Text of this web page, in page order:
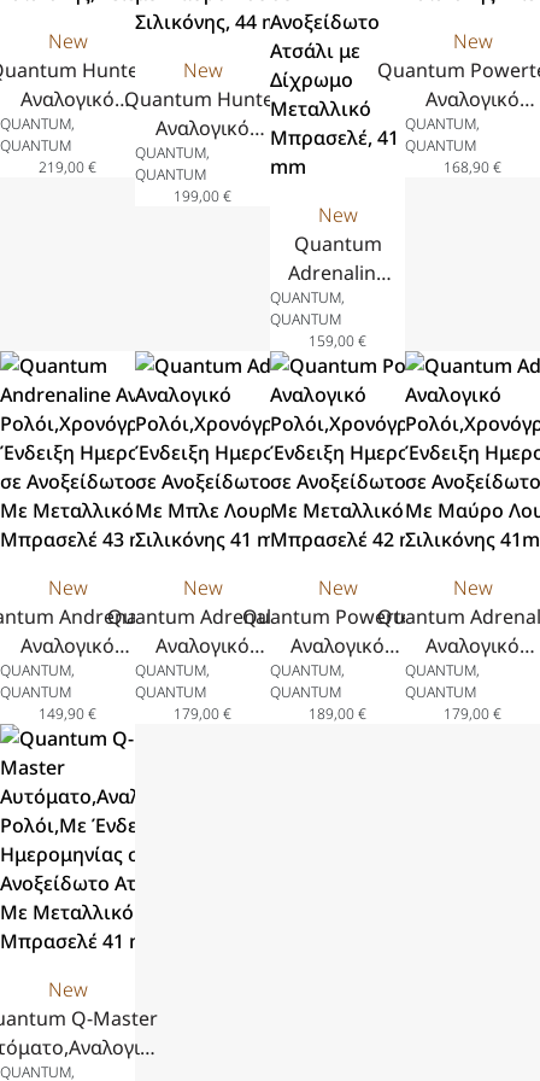
New
Hunter
Αναλογικό
Ημερομηνίας
Ατσάλι
QUANTUM,
QUANTUM
219,00€
New
Quantum Hunter
Αναλογικό
Ρολόι,Χρονογράφος
με Ένδειξη
με Μαύρο Λουράκι
Σιλικόνης, 44 mm
QUANTUM,
QUANTUM
199,00€
New
Quantum
Adrenaline
Αναλογικό
Ρολόι με
Ένδειξη
Ημερομηνίας
σε
Ανοξείδωτο
Ατσάλι με
Δίχρωμο
Μεταλλικό
41 mm
QUANTUM,
QUANTUM
159,00€
New
Quantum
Αναλογικό
Ένδειξη
QUANTUM,
QUANTUM
168,90€
New
Andrenaline
Αναλογικό
Ημερομηνίας
Ατσάλι
Με Μεταλλικό
43 mm
QUANTUM,
QUANTUM
149,90€
New
Quantum Adrenaline
Αναλογικό
Ρολόι,Χρονόγραφος,Με
Ένδειξη Ημερομηνίας
σε Ανοξείδωτο Ατσάλι
Σιλικόνης 41 mm
QUANTUM,
QUANTUM
179,00€
New
Quantum Powertech
Αναλογικό
Ρολόι,Χρονόγραφος,Με
Ένδειξη Ημερομηνίας
QUANTUM,
QUANTUM
189,00€
New
Quantum
Αναλογικό
Ένδειξη
QUANTUM,
QUANTUM
179,00€
New
Q-Master
QUANTUM,